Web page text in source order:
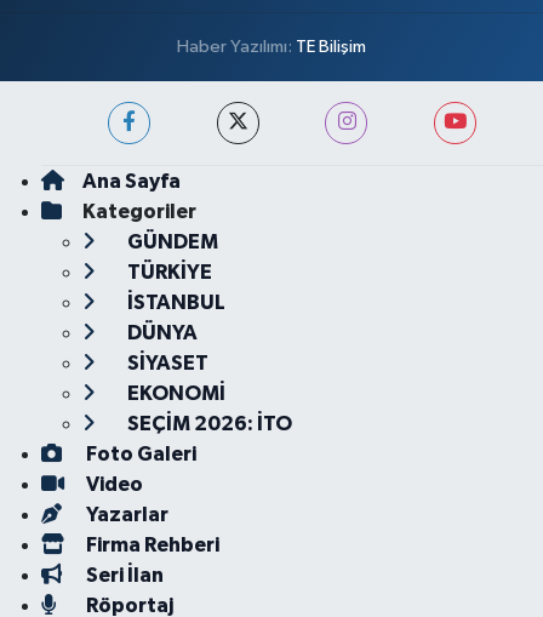
Haber Yazılımı: TE Bilişim
Ana Sayfa
Kategoriler
GÜNDEM
TÜRKİYE
İSTANBUL
DÜNYA
SİYASET
EKONOMİ
SEÇİM 2026: İTO
Foto Galeri
Video
Yazarlar
Firma Rehberi
Seri İlan
Röportaj